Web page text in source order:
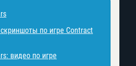
по игре Contract
видео по игре